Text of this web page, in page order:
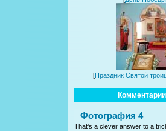
[Праздник Святой
Фотография 4
That's a clever answer to a